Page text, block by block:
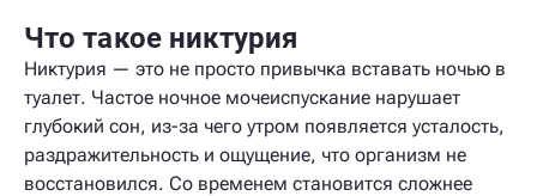
Что такое никтурия
Никтурия — это не просто привычка вставать ночью в
туалет. Частое ночное мочеиспускание нарушает
глубокий сон, из-за чего утром появляется усталость,
раздражительность и ощущение, что организм не
восстановился. Со временем становится сложнее